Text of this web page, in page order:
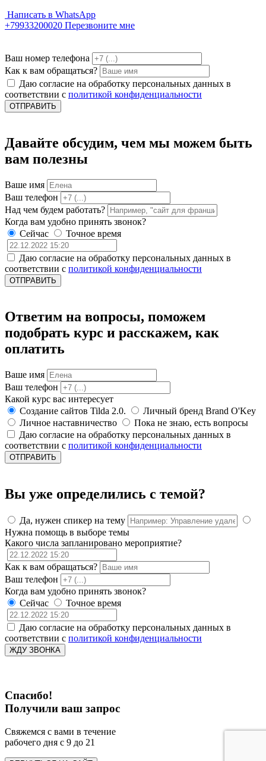
Написать в WhatsApp
+79933200020 Перезвоните мне
Ваш номер телефона
Как к вам обращаться?
Даю согласие на обработку персональных данных в
соответствии с политикой конфиденциальности
ОТПРАВИТЬ
Давайте обсудим, чем мы можем быть
вам полезны
Ваше имя
Ваш телефон
Над чем будем работать?
Когда вам удобно принять звонок?
Сейчас
Точное время
Даю согласие на обработку персональных данных в
соответствии с политикой конфиденциальности
ОТПРАВИТЬ
Ответим на вопросы, поможем
подобрать курс и расскажем, как
оплатить
Ваше имя
Ваш телефон
Какой курс вас интересует
Создание сайтов Tilda 2.0.
Личный бренд Brand O'Key
Личное наставничество
Пока не знаю, есть вопросы
Даю согласие на обработку персональных данных в
соответствии с политикой конфиденциальности
ОТПРАВИТЬ
Вы уже определились с темой?
Да, нужен спикер на тему
Нужна помощь в выборе темы
Какого числа запланировано мероприятие?
Как к вам обращаться?
Ваш телефон
Когда вам удобно принять звонок?
Сейчас
Точное время
Даю согласие на обработку персональных данных в
соответствии с политикой конфиденциальности
ЖДУ ЗВОНКА
Спасибо!
Получили ваш запрос
Свяжемся с вами в течение
рабочего дня с 9 до 21